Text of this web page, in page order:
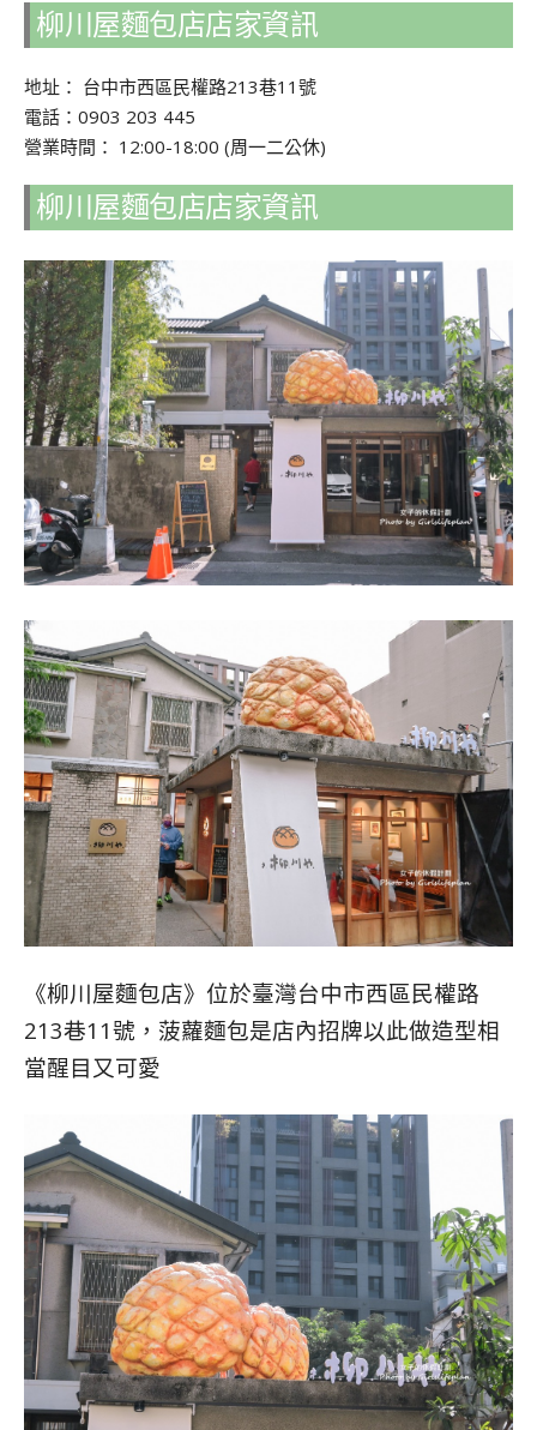
柳川屋麵包店店家資訊
地址： 台中市西區民權路213巷11號
電話：0903 203 445
營業時間： 12:00-18:00 (周一二公休)
柳川屋麵包店店家資訊
《柳川屋麵包店》位於臺灣台中市西區民權路
213巷11號，菠蘿麵包是店內招牌以此做造型相
當醒目又可愛